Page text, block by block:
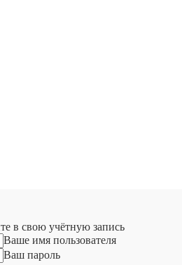
в свою учётную запись
Ваше имя пользователя
Ваш пароль